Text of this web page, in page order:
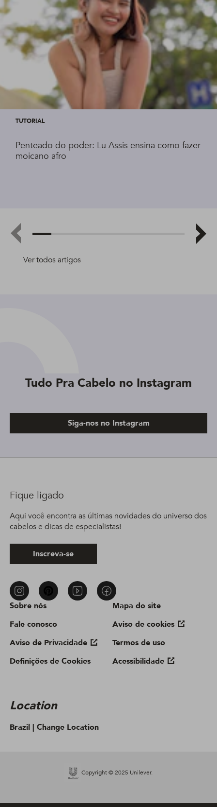
Ver todos artigos
TUTORIAL
Penteado do poder: Lu Assis ensina como fazer
moicano afro
Tudo Pra Cabelo no Instagram
Siga-nos no Instagram
Sobre nós
Fale conosco
Aviso de Privacidade
Definições de Cookies
Mapa do site
Aviso de cookies
Termos de uso
Acessibilidade
Location
Brazil | Change Location
Fique ligado
Aqui você encontra as últimas novidades do universo dos
cabelos e dicas de especialistas!
Inscreva-se
Copyright © 2025 Unilever.